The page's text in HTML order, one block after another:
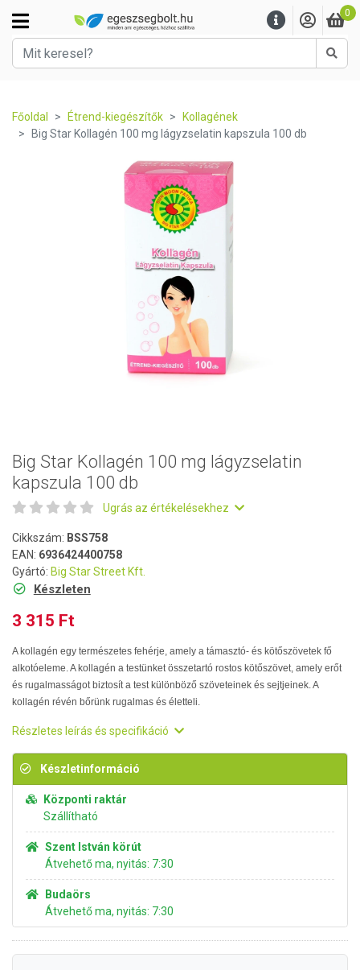
0
Főoldal Étrend-kiegészítők
Kollagének
Big Star Kollagén 100 mg lágyzselatin kapszula 100 db
Big Star Kollagén 100 mg lágyzselatin
kapszula 100 db
Ugrás az értékelésekhez
Cikkszám: BSS758
EAN: 6936424400758
Gyártó: Big Star Street Kft.
Készleten
3 315 Ft
A kollagén egy természetes fehérje, amely a támasztó- és kötőszövetek fő
alkotóeleme. A kollagén a testünket összetartó rostos kötőszövet, amely erőt
és rugalmasságot biztosít a test különböző szöveteinek és sejtjeinek. A
kollagén révén bőrünk rugalmas és életteli.
Részletes leírás és specifikáció
Készletinformáció
Központi raktár
Szállítható
Szent István körút
Átvehető ma, nyitás: 7:30
Budaörs
Átvehető ma, nyitás: 7:30